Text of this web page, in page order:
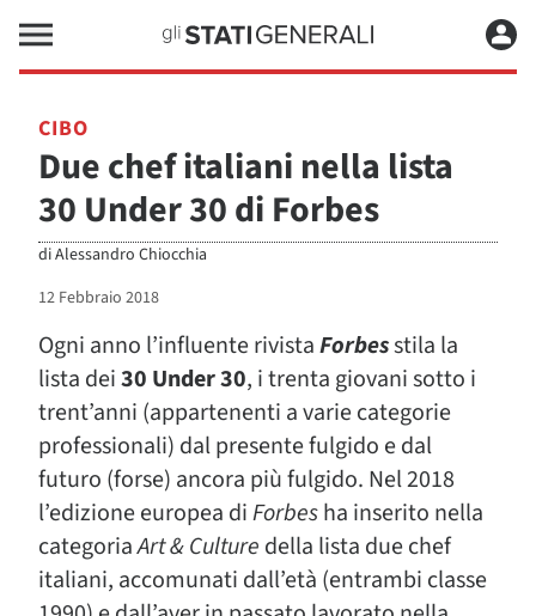
CIBO
Due chef italiani nella lista
30 Under 30 di Forbes
diAlessandro Chiocchia
12 Febbraio 2018
Ogni anno l’influente rivistaForbesstila la
lista dei30 Under 30, i trenta giovani sotto i
trent’anni (appartenenti a varie categorie
professionali) dal presente fulgido e dal
futuro (forse) ancora più fulgido. Nel 2018
l’edizione europea diForbesha inserito nella
categoriaArt & Culture della lista due chef
italiani, accomunati dall’età (entrambi classe